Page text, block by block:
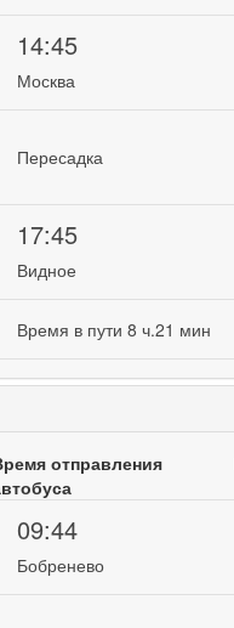
14:45
Москва
Пересадка
17:45
Видное
Время в пути 8 ч.21 мин
отправления
09:44
Бобренево